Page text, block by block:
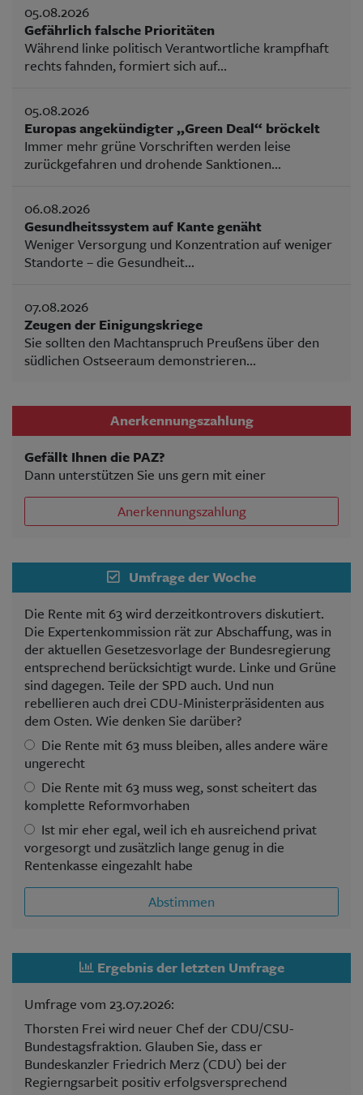
05.08.2026
Gefährlich falsche Prioritäten
Während linke politisch Verantwortliche krampfhaft
rechts fahnden, formiert sich auf...
05.08.2026
Europas angekündigter „Green Deal“ bröckelt
Immer mehr grüne Vorschriften werden leise
zurückgefahren und drohende Sanktionen...
06.08.2026
Gesundheitssystem auf Kante genäht
Weniger Versorgung und Konzentration auf weniger
Standorte – die Gesundheit...
07.08.2026
Zeugen der Einigungskriege
Sie sollten den Machtanspruch Preußens über den
südlichen Ostseeraum demonstrieren...
Anerkennungszahlung
Gefällt Ihnen die PAZ?
Dann unterstützen Sie uns gern mit einer
Anerkennungszahlung
Umfrage der Woche
Die Rente mit 63 wird derzeitkontrovers diskutiert.
Die Expertenkommission rät zur Abschaffung, was in
der aktuellen Gesetzesvorlage der Bundesregierung
entsprechend berücksichtigt wurde. Linke und Grüne
sind dagegen. Teile der SPD auch. Und nun
rebellieren auch drei CDU-Ministerpräsidenten aus
dem Osten. Wie denken Sie darüber?
Die Rente mit 63 muss bleiben, alles andere wäre
ungerecht
Die Rente mit 63 muss weg, sonst scheitert das
komplette Reformvorhaben
Ist mir eher egal, weil ich eh ausreichend privat
vorgesorgt und zusätzlich lange genug in die
Rentenkasse eingezahlt habe
Abstimmen
Ergebnis der letzten Umfrage
Umfrage vom 23.07.2026:
Thorsten Frei wird neuer Chef der CDU/CSU-
Bundestagsfraktion. Glauben Sie, dass er
Bundeskanzler Friedrich Merz (CDU) bei der
Regierngsarbeit positiv erfolgsversprechend